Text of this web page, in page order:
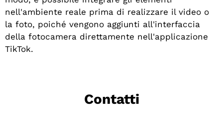
nell'ambiente reale prima di realizzare il video o
la foto, poiché vengono aggiunti all'interfaccia
della fotocamera direttamente nell'applicazione
TikTok.
Contatti